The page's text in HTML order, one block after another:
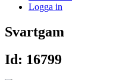
Logga in
Svartgam
Id: 16799